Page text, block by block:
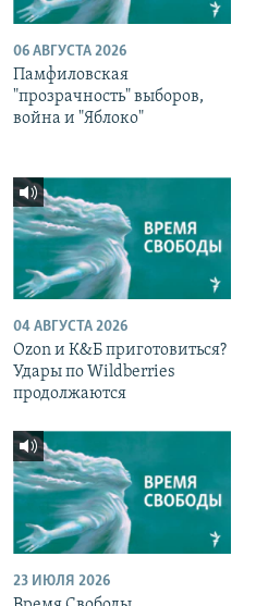
06 АВГУСТА 2026
Памфиловская
"прозрачность" выборов,
война и "Яблоко"
04 АВГУСТА 2026
Ozon и К&Б приготовиться?
Удары по Wildberries
продолжаются
23 ИЮЛЯ 2026